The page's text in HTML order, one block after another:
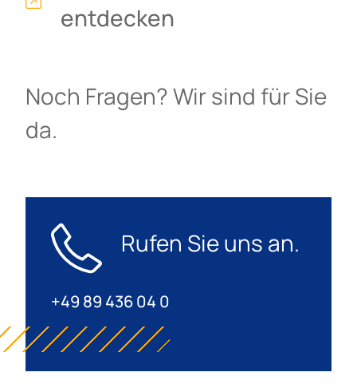
entdecken
Noch Fragen? Wir sind für Sie
da.
Rufen Sie uns an.
+49 89 436 04 0